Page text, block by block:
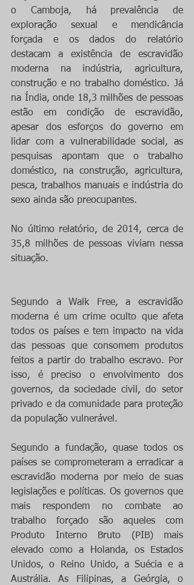
o Camboja, há prevalência de
exploração sexual e mendicância
forçada e os dados do relatório
destacam a existência de escravidão
moderna na indústria, agricultura,
construção e no trabalho doméstico. Já
na Índia, onde 18,3 milhões de pessoas
estão em condição de escravidão,
apesar dos esforços do governo em
lidar com a vulnerabilidade social, as
pesquisas apontam que o trabalho
doméstico, na construção, agricultura,
pesca, trabalhos manuais e indústria do
sexo ainda são preocupantes.
No último relatório, de 2014, cerca de
35,8 milhões de pessoas viviam nessa
situação.
Segundo a Walk Free, a escravidão
moderna é um crime oculto que afeta
todos os países e tem impacto na vida
das pessoas que consomem produtos
feitos a partir do trabalho escravo. Por
isso, é preciso o envolvimento dos
governos, da sociedade civil, do setor
privado e da comunidade para proteção
da população vulnerável.
Segundo a fundação, quase todos os
países se comprometeram a erradicar a
escravidão moderna por meio de suas
legislações e políticas. Os governos que
mais respondem no combate ao
trabalho forçado são aqueles com
Produto Interno Bruto (PIB) mais
elevado como a Holanda, os Estados
Unidos, o Reino Unido, a Suécia e a
Austrália. As Filipinas, a Geórgia, o